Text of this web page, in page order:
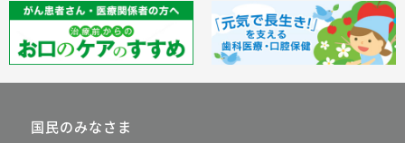
国民のみなさま